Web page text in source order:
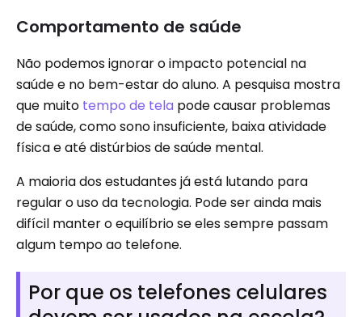
Comportamento de saúde
Não podemos ignorar o impacto potencial na
saúde e no bem-estar do aluno. A pesquisa mostra
que muito tempo de tela pode causar problemas
de saúde, como sono insuficiente, baixa atividade
física e até distúrbios de saúde mental.
A maioria dos estudantes já está lutando para
regular o uso da tecnologia. Pode ser ainda mais
difícil manter o equilíbrio se eles sempre passam
algum tempo ao telefone.
Por que os telefones celulares